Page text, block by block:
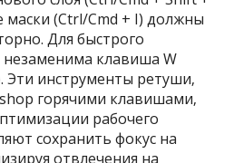
(Ctrl/Cmd + I) должны
Для быстрого
клавиша W
инструменты ретуши‚
горячими клавишами‚
рабочего
сохранить фокус на
отвлечения на